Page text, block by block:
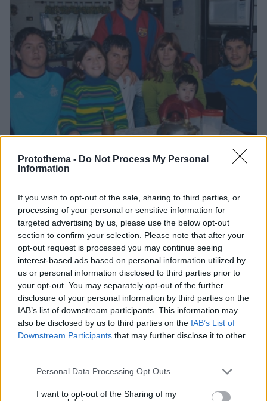
Protothema - Do Not Process My Personal
Information
If you wish to opt-out of the sale, sharing to third parties, or
processing of your personal or sensitive information for
targeted advertising by us, please use the below opt-out
section to confirm your selection. Please note that after your
opt-out request is processed you may continue seeing
interest-based ads based on personal information utilized by
us or personal information disclosed to third parties prior to
your opt-out. You may separately opt-out of the further
disclosure of your personal information by third parties on the
IAB’s list of downstream participants. This information may
also be disclosed by us to third parties on the IAB’s List of
Downstream Participants that may further disclose it to other
Please note that this website/app uses one or more Google
not limited to your visit or usage behaviour. You may click to
Personal Data Processing Opt Outs
I want to opt-out of the Sharing of my
Χόρχε Μέσι: Ο εργάτης από το Ροσάριο που πήρε
τον 13χρονο Λιονέλ από το χέρι και άλλαξε την
ιστορία του ποδοσφαίρου με μια υπογραφή σε...
χαρτοπετσέτα
08.08.2026, 21:43